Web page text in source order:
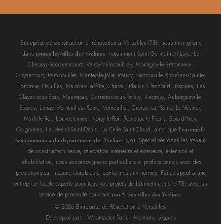
Entreprise de construction et rénovation à Versailles (78), nous intervenons
dans toutes les villes des Yvelines, notamment Saint-Germain-en-Laye, Le
Chesnay-Rocquencourt, Vélizy-Villacoublay, Montigny-le-Bretonneux,
Guyancourt, Rambouillet, Mantes-la-Jolie, Poissy, Sartrouville, Conflans-Sainte-
Honorine, Houilles, Maisons-Laffitte, Chatou, Plaisir, Élancourt, Trappes, Les
Clayes-sous-Bois, Maurepas, Carrières-sous-Poissy, Andrésy, Aubergenville,
Beynes, Limay, Verneuil-sur-Seine, Vernouillet, Croissy-sur-Seine, Le Vésinet,
Marly-le-Roi, Louveciennes, Noisy-le-Roi, Fontenay-le-Fleury, Bois-d’Arcy,
Coignières, Le Mesnil-Saint-Denis, La Celle-Saint-Cloud, ainsi que l’ensemble
des communes du département des Yvelines (78). Spécialisés dans les travaux
de construction neuve, rénovation intérieure et extérieure, extension et
réhabilitation, nous accompagnons particuliers et professionnels avec des
prestations sur mesure, durables et conformes aux normes. Faites appel à une
entreprise locale experte pour tous vos projets de bâtiment dans le 78, avec un
service de proximité couvrant 100 % des villes des Yvelines.
© 2026 Entreprise de Rénovation à Versailles.
Développé par : Webmaster Paris| Mentions Légales